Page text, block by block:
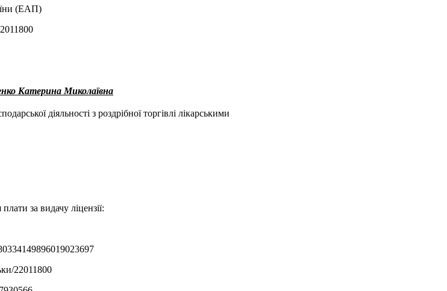
(ЕАП)
Катерина Миколаївна
діяльності з роздрібної торгівлі лікарськими
за видачу ліцензії:
22011800